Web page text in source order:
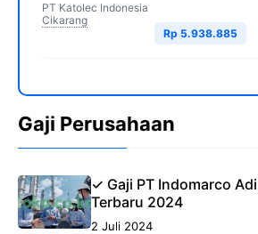
PT Katolec Indonesia
Cikarang
Rp 5.938.885
Gaji Perusahaan
✓ Gaji PT Indomarco
Terbaru 2024
2 Juli 2024